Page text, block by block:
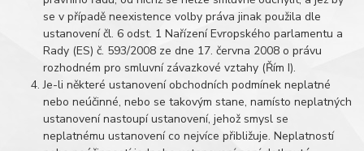
se v případě neexistence volby práva jinak použila dle
ustanovení čl. 6 odst. 1 Nařízení Evropského parlamentu a
Rady (ES) č. 593/2008 ze dne 17. června 2008 o právu
rozhodném pro smluvní závazkové vztahy (Řím I).
Je-li některé ustanovení obchodních podmínek neplatné
nebo neúčinné, nebo se takovým stane, namísto neplatných
ustanovení nastoupí ustanovení, jehož smysl se
neplatnému ustanovení co nejvíce přibližuje. Neplatností